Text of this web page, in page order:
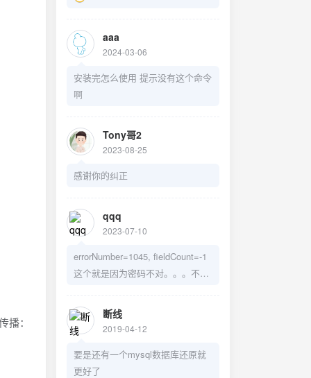
：
aaa
2024-03-06
安装完怎么使用 提示没有这个命令
啊
Tony哥2
2023-08-25
感谢你的纠正
qqq
2023-07-10
errorNumber=1045, fieldCount=-1
这个就是因为密码不对。。。不是
断线
2019-04-12
要是还有一个mysql数据库还原就
更好了